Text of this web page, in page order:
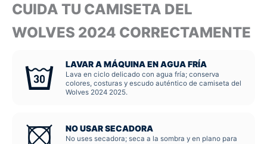
CUIDA TU CAMISETA DEL
WOLVES 2024 CORRECTAMENTE
LAVAR A MÁQUINA EN AGUA FRÍA
Lava en ciclo delicado con agua fría; conserva
colores, costuras y escudo auténtico de camiseta del
Wolves 2024 2025.
NO USAR SECADORA
No uses secadora; seca a la sombra y en plano para